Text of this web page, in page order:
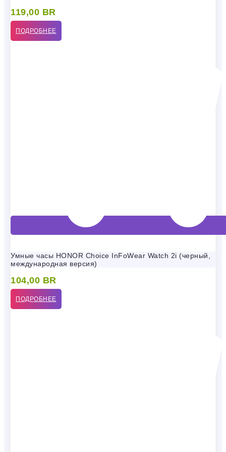
119,00 BR
ПОДРОБНЕЕ
Умные часы HONOR Choice InFoWear Watch 2i (черный,
международная версия)
104,00 BR
ПОДРОБНЕЕ